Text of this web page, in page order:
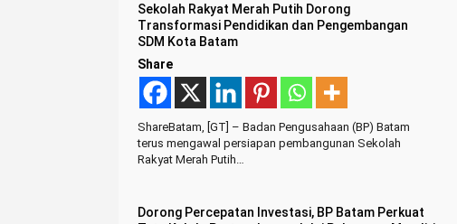
Sekolah Rakyat Merah Putih Dorong
Transformasi Pendidikan dan Pengembangan
SDM Kota Batam
Share
ShareBatam, [GT] – Badan Pengusahaan (BP) Batam
terus mengawal persiapan pembangunan Sekolah
Rakyat Merah Putih…
Dorong Percepatan Investasi, BP Batam Perkuat